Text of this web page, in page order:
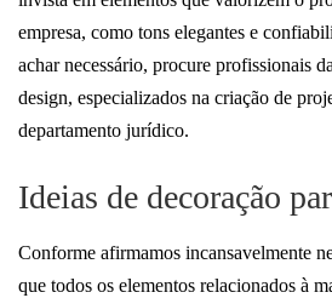
empresa, como tons elegantes e
achar necessário, procure profissionais
design, especializados na criação de
departamento jurídico.
Ideias de decoração
Conforme afirmamos incansavelmente
que todos os elementos relacionados à